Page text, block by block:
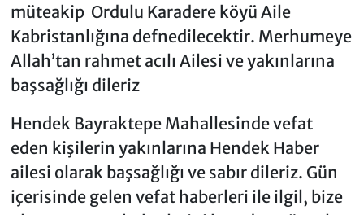
müteakip Ordulu Karadere köyü Aile
Kabristanlığına defnedilecektir. Merhumeye
Allah’tan rahmet acılı Ailesi ve yakınlarına
başsağlığı dileriz
Hendek Bayraktepe Mahallesinde vefat
eden kişilerin yakınlarına Hendek Haber
ailesi olarak başsağlığı ve sabır dileriz. Gün
içerisinde gelen vefat haberleri ile ilgil, bize